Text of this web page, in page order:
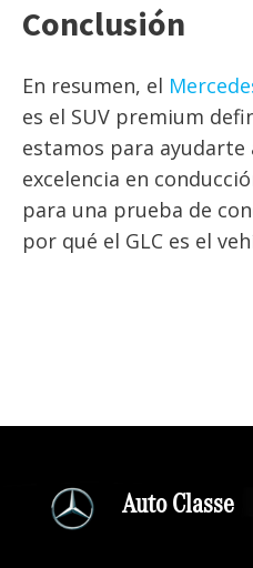
Conclusión
En resumen, el
es el SUV premium
estamos para
excelencia en
para una prueba de
por qué el GLC es el
Auto Classe